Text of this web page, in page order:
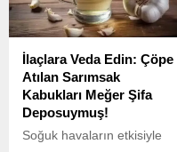
durumu paylaştı. 39 ilçede
yürütülen çalışmalarda şu
incelendi.
İlaçlara Veda Edin: Çöpe
Atılan Sarımsak
Kabukları Meğer Şifa
Deposuymuş!
Soğuk havaların etkisiyle